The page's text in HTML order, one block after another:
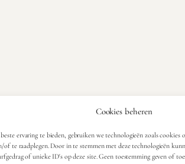
Cookies beheren
ervaring te bieden, gebruiken we technologieën zoals
of te raadplegen. Door in te stemmen met deze technologieën
of unieke ID's op deze site. Geen toestemming geven of